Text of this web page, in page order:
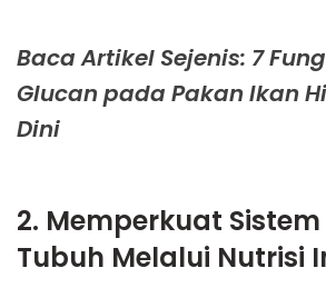
Baca Artikel Sejenis: 7
Glucan pada Pakan Ikan
Dini
2. Memperkuat
Tubuh Melalui Nutrisi